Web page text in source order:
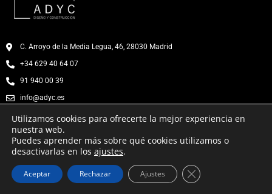
C. Arroyo de la Media Legua, 46, 28030 Madrid
+34 629 40 64 07
91 940 00 39
info@adyc.es
Lun – Jue 8:00-18:00 – Vie 8:00 – 14:00 – Sab – Cerrado
Política de Privacidad Política de Cookies Aviso Legal
Utilizamos cookies para ofrecerte la mejor experiencia en
nuestra web.
Puedes aprender más sobre qué cookies utilizamos o
desactivarlas en los ajustes.
Aceptar Rechazar Ajustes Cerrar el banner de